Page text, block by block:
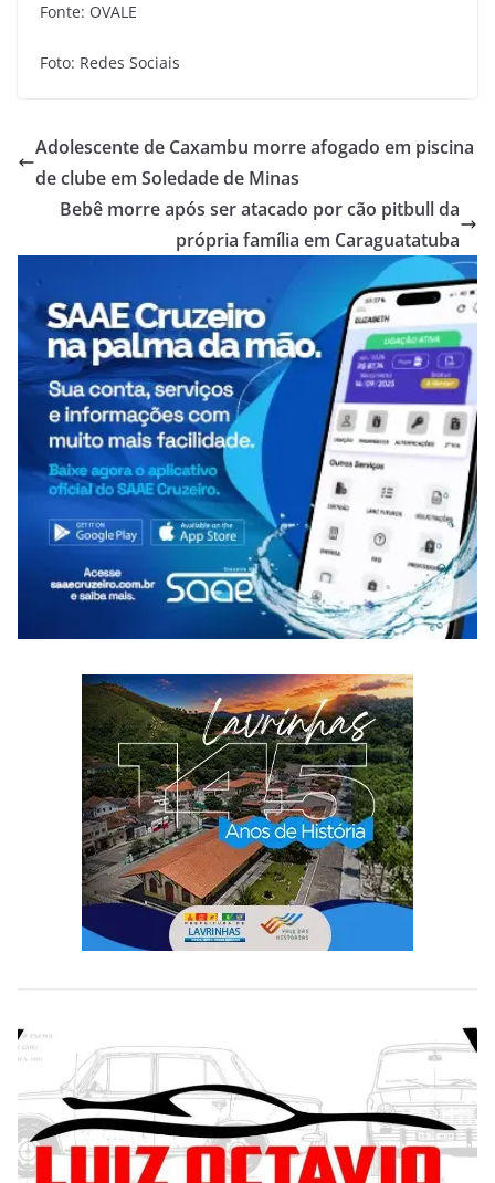
Fonte: OVALE
Foto: Redes Sociais
Adolescente de Caxambu morre afogado em piscina
de clube em Soledade de Minas
Bebê morre após ser atacado por cão pitbull da
própria família em Caraguatatuba